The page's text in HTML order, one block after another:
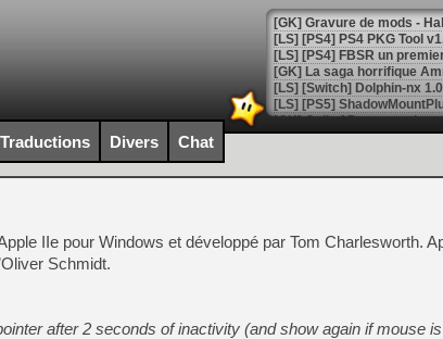
[GK] La saga horrifique
[GK] Le portage de Super
[Mo5] Le jeu de course
[GK] Guillermo del Toro
[GK] Mistfall Hunter : déjà
[GK] Wo Long 2 évolue
[GK] Crossfire : un TPS à
[LS] [PS5] Premiers
Traductions Divers Chat
IIe pour Windows et développé par Tom Charlesworth.
Schmidt.
after 2 seconds of inactivity (and show again if mouse